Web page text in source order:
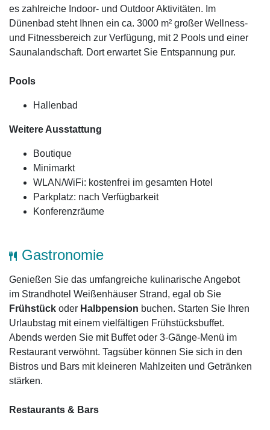
es zahlreiche Indoor- und Outdoor Aktivitäten. Im
Dünenbad steht Ihnen ein ca. 3000 m² großer Wellness-
und Fitnessbereich zur Verfügung, mit 2 Pools und einer
Saunalandschaft. Dort erwartet Sie Entspannung pur.
Pools
Hallenbad
Weitere Ausstattung
Boutique
Minimarkt
WLAN/WiFi: kostenfrei im gesamten Hotel
Parkplatz: nach Verfügbarkeit
Konferenzräume
Gastronomie
Genießen Sie das umfangreiche kulinarische Angebot
im Strandhotel Weißenhäuser Strand, egal ob Sie
Frühstück oder Halbpension buchen. Starten Sie Ihren
Urlaubstag mit einem vielfältigen Frühstücksbuffet.
Abends werden Sie mit Buffet oder 3-Gänge-Menü im
Restaurant verwöhnt. Tagsüber können Sie sich in den
Bistros und Bars mit kleineren Mahlzeiten und Getränken
stärken.
Restaurants & Bars